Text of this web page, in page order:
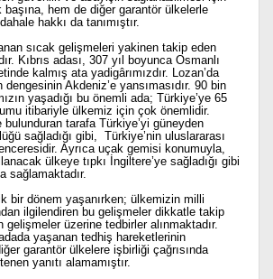
başına, hem de diğer garantör ülkelerle
hakkı da tanımıştır.
sıcak gelişmeleri yakinen takip eden
Kıbrıs adası, 307 yıl boyunca Osmanlı
kalmış ata yadigârımızdır. Lozan’da
dengesinin Akdeniz’e yansımasıdır. 90 bin
yaşadığı bu önemli ada; Türkiye’ye 65
itibariyle ülkemiz için çok önemlidir.
bulunduran tarafa Türkiye’yi güneyden
sağladığı gibi, Türkiye’nin uluslararası
Ayrıca uçak gemisi konumuyla,
ülkeye tıpkı İngiltere’ye sağladığı gibi
sağlamaktadır.
dönem yaşanırken; ülkemizin milli
ilgilendiren bu gelişmeler dikkatle takip
üzerine tedbirler alınmaktadır.
yaşanan tedhiş hareketlerinin
garantör ülkelere işbirliği çağrısında
yanıtı alamamıştır.